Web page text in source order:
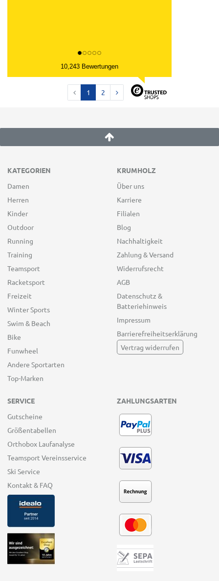
10,243 Bewertungen
1 2
KATEGORIEN
Damen
Herren
Kinder
Outdoor
Running
Training
Teamsport
Racketsport
Freizeit
Winter Sports
Swim & Beach
Bike
Funwheel
Andere Sportarten
Top-Marken
KRUMHOLZ
Über uns
Karriere
Filialen
Blog
Nachhaltigkeit
Zahlung & Versand
Widerrufsrecht
AGB
Datenschutz &
Batteriehinweis
Impressum
Barrierefreiheitserklärung
Vertrag widerrufen
SERVICE
Gutscheine
Größentabellen
Orthobox Laufanalyse
Teamsport Vereinsservice
Ski Service
Kontakt & FAQ
ZAHLUNGSARTEN